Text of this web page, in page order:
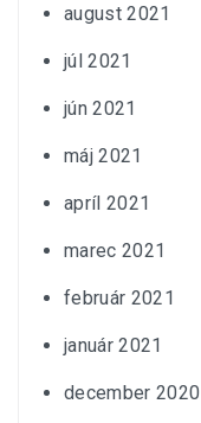
august 2021
júl 2021
jún 2021
máj 2021
apríl 2021
marec 2021
február 2021
január 2021
december 2020